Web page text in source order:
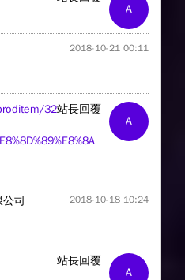
A
2018-10-21 00:11
A
站長回覆
32
司 2018-10-18 10:24
A
站長回覆